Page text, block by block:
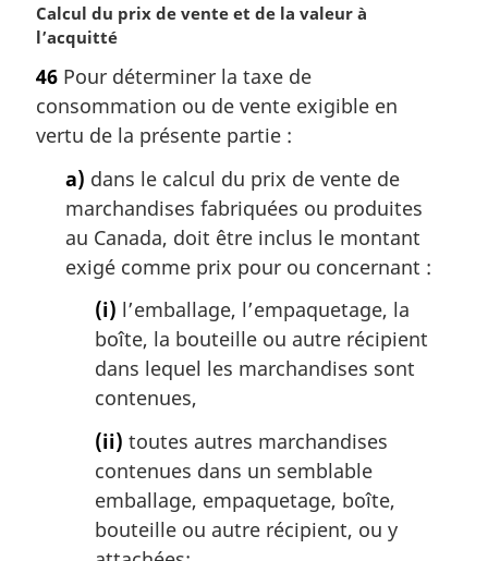
N
o
e
m
a
Calcul du prix de vente et de la valeur à
l’acquitté
46 Pour déterminer la taxe de
consommation ou de vente exigible en
vertu de la présente partie :
a) dans le calcul du prix de vente de
marchandises fabriquées ou produites
au Canada, doit être inclus le montant
exigé comme prix pour ou concernant :
(i) l’emballage, l’empaquetage, la
boîte, la bouteille ou autre récipient
dans lequel les marchandises sont
contenues,
(ii) toutes autres marchandises
contenues dans un semblable
emballage, empaquetage, boîte,
bouteille ou autre récipient, ou y